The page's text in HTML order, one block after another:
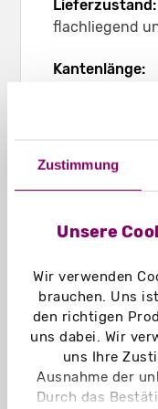
Zustimmung
Unsere
Wir verwenden
brauchen. Uns
den richtigen
uns dabei. Wir
uns Ihre
Ausnahme der
Durch das
Lieferzustand:
flachliegend
Kantenlänge:
ca. 45 g
Material:
Chromokarton
Naturkarton
Naturkarton
Graskarton